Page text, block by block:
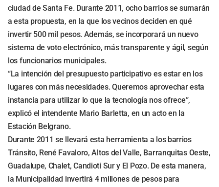
ciudad de Santa Fe. Durante 2011, ocho barrios se sumarán
a esta propuesta, en la que los vecinos deciden en qué
invertir 500 mil pesos. Además, se incorporará un nuevo
sistema de voto electrónico, más transparente y ágil, según
los funcionarios municipales.
“La intención del presupuesto participativo es estar en los
lugares con más necesidades. Queremos aprovechar esta
instancia para utilizar lo que la tecnología nos ofrece”,
explicó el intendente Mario Barletta, en un acto en la
Estación Belgrano.
Durante 2011 se llevará esta herramienta a los barrios
Tránsito, René Favaloro, Altos del Valle, Barranquitas Oeste,
Guadalupe, Chalet, Candioti Sur y El Pozo. De esta manera,
la Municipalidad invertirá 4 millones de pesos para